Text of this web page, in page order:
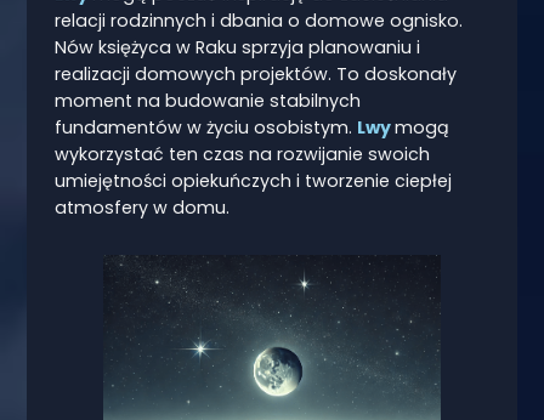
relacji rodzinnych i dbania o domowe ognisko.
Nów księżyca w Raku sprzyja planowaniu i
realizacji domowych projektów. To doskonały
moment na budowanie stabilnych
fundamentów w życiu osobistym. Lwymogą
wykorzystać ten czas na rozwijanie swoich
umiejętności opiekuńczych i tworzenie ciepłej
atmosfery w domu.